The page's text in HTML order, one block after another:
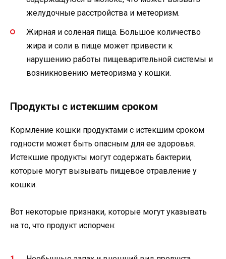
желудочные расстройства и метеоризм.
Жирная и соленая пища. Большое количество
жира и соли в пище может привести к
нарушению работы пищеварительной системы и
возникновению метеоризма у кошки.
Продукты с истекшим сроком
Кормление кошки продуктами с истекшим сроком
годности может быть опасным для ее здоровья.
Истекшие продукты могут содержать бактерии,
которые могут вызывать пищевое отравление у
кошки.
Вот некоторые признаки, которые могут указывать
на то, что продукт испорчен: